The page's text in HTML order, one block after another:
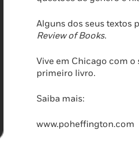
Alguns dos seus textos
Review of Books.
Vive em Chicago com o
primeiro livro.
Saiba mais:
www.poheffington.com